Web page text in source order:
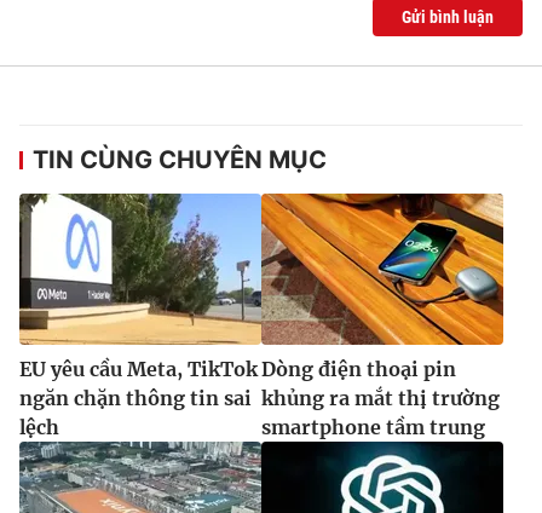
Gửi bình luận
TIN CÙNG CHUYÊN MỤC
EU yêu cầu Meta, TikTok
ngăn chặn thông tin sai
lệch
Dòng điện thoại pin
khủng ra mắt thị trường
smartphone tầm trung